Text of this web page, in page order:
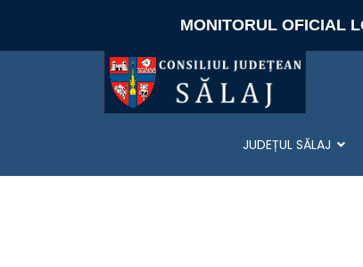
MONITORUL OFICIAL
JUDEȚUL SĂLAJ